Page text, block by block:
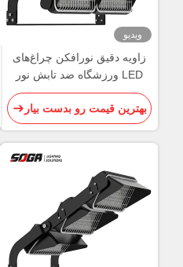
ویدیو
زاویه دقیق نورافکن چراغ‌های
LED ورزشگاه ضد تابش نور
بهترین قیمت رو بدست بیار